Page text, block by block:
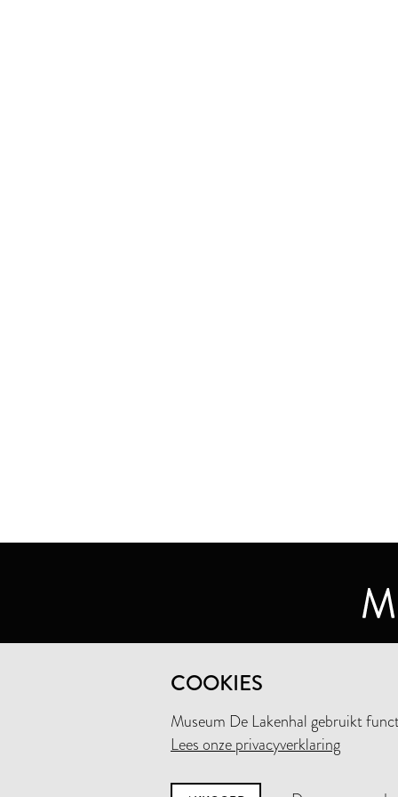
COOKIES
Museum De Lakenhal gebruikt
Lees onze privacyverklaring
MUSEUM DE LAKENHAL
OUDE SINGEL 32
+31 (0)71 5165360